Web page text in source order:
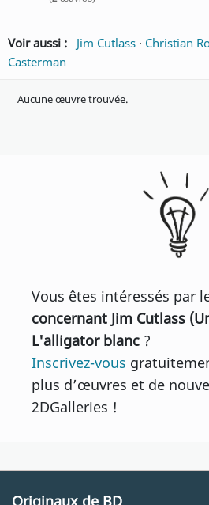
Voir aussi : Jim Cutlass · Christian
Casterman
Aucune œuvre trouvée.
Vous êtes intéressés par
concernant Jim Cutlass
L'alligator blanc ?
Inscrivez-vous
plus d’œuvres et de
2DGalleries !
Originaux de BD